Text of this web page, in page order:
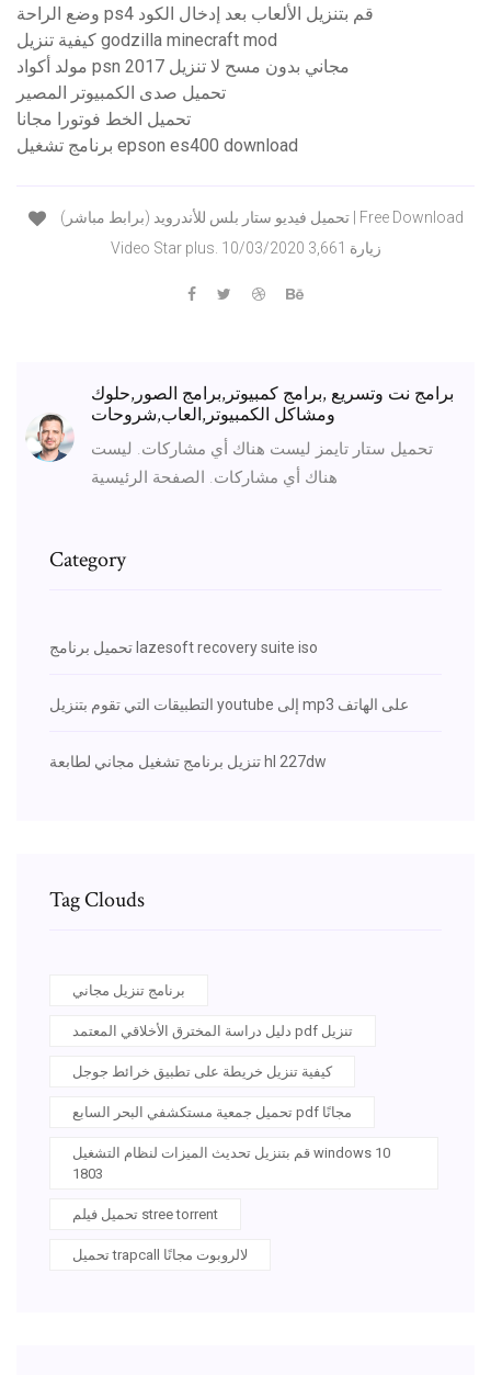
وضع الراحة ps4 قم بتنزيل الألعاب بعد إدخال الكود
كيفية تنزيل godzilla minecraft mod
مولد أكواد psn مجاني بدون مسح لا تنزيل 2017
تحميل صدى الكمبيوتر المصير
تحميل الخط فوتورا مجانا
برنامج تشغيل epson es400 download
Video Star plus. 10/03/2020 3,661 زيارة
برامج نت وتسريع ,برامج كمبيوتر,برامج الصور,حلوك
ومشاكل الكمبيوتر,العاب,شروحات
تحميل ستار تايمز ليست هناك أي مشاركات. ليست
هناك أي مشاركات. الصفحة الرئيسية
Category
تحميل برنامج lazesoft recovery suite iso
التطبيقات التي تقوم بتنزيل youtube إلى mp3 على الهاتف
تنزيل برنامج تشغيل مجاني لطابعة hl 227dw
Tag Clouds
برنامج تنزيل مجاني
دليل دراسة المخترق الأخلاقي المعتمد pdf تنزيل
كيفية تنزيل خريطة على تطبيق خرائط جوجل
تحميل جمعية مستكشفي البحر السابع pdf مجانًا
قم بتنزيل تحديث الميزات لنظام التشغيل windows 10
1803
تحميل فيلم stree torrent
تحميل trapcall لالروبوت مجانًا